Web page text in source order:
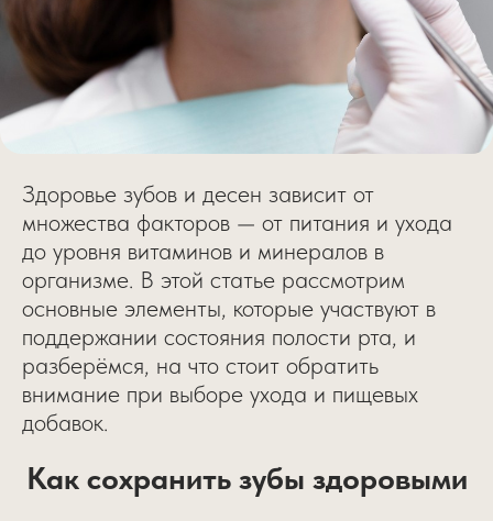
Здоровье зубов и десен зависит от
множества факторов — от питания и ухода
до уровня витаминов и минералов в
организме. В этой статье рассмотрим
основные элементы, которые участвуют в
поддержании состояния полости рта, и
разберёмся, на что стоит обратить
внимание при выборе ухода и пищевых
добавок.
Как сохранить зубы здоровыми